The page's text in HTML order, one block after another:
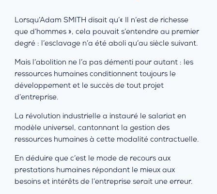
Lorsqu’Adam SMITH disait qu’« Il n’est de richesse
que d’hommes », cela pouvait s’entendre au premier
degré : l’esclavage n’a été aboli qu’au siècle suivant.
Mais l’abolition ne l’a pas démenti pour autant : les
ressources humaines conditionnent toujours le
développement et le succès de tout projet
d’entreprise.
La révolution industrielle a instauré le salariat en
modèle universel, cantonnant la gestion des
ressources humaines à cette modalité contractuelle.
En déduire que c’est le mode de recours aux
prestations humaines répondant le mieux aux
besoins et intérêts de l’entreprise serait une erreur.